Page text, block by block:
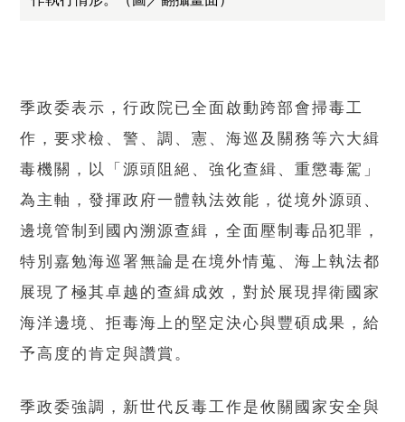
季政委表示，行政院已全面啟動跨部會掃毒工
作，要求檢、警、調、憲、海巡及關務等六大緝
毒機關，以「源頭阻絕、強化查緝、重懲毒駕」
為主軸，發揮政府一體執法效能，從境外源頭、
邊境管制到國內溯源查緝，全面壓制毒品犯罪，
特別嘉勉海巡署無論是在境外情蒐、海上執法都
展現了極其卓越的查緝成效，對於展現捍衛國家
海洋邊境、拒毒海上的堅定決心與豐碩成果，給
予高度的肯定與讚賞。
季政委強調，新世代反毒工作是攸關國家安全與